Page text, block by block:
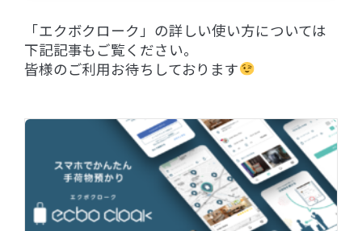
「エクボクローク」の詳しい使い方については
下記記事もご覧ください。
皆様のご利用お待ちしております